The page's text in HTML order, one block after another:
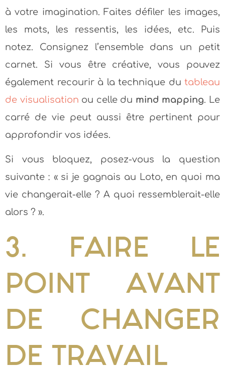
à votre imagination. Faites défiler les images,
les mots, les ressentis, les idées, etc. Puis
notez. Consignez l’ensemble dans un petit
carnet. Si vous être créative, vous pouvez
également recourir à la technique du tableau
de visualisation ou celle du mind mapping. Le
carré de vie peut aussi être pertinent pour
approfondir vos idées.
Si vous bloquez, posez-vous la question
suivante : « si je gagnais au Loto, en quoi ma
vie changerait-elle ? A quoi ressemblerait-elle
alors ? ».
3. FAIRE LE
POINT AVANT
DE CHANGER
DE TRAVAIL